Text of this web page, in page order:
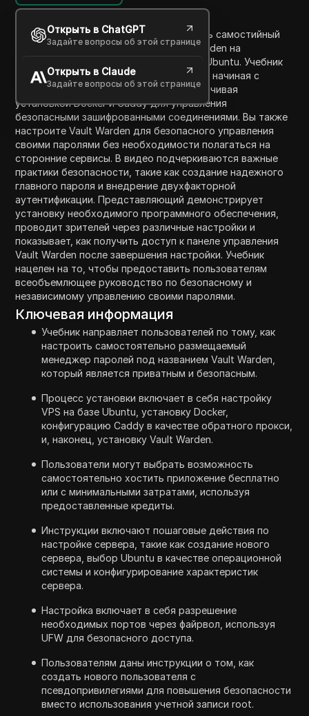
Введение в содержание
Открыть в ChatGPT
Задайте вопросы об этой странице
Открыть в Claude
Задайте вопросы об этой странице
В этом видео вы научитесь настраивать самостийный
менеджер паролей, используя Vault Warden на
виртуальном частном сервере (VPS) с Ubuntu. Учебник
охватывает весь процесс шаг за шагом, начиная с
создания сервера на Commotera и заканчивая
установкой Docker и Caddy для управления
безопасными зашифрованными соединениями. Вы также
настроите Vault Warden для безопасного управления
своими паролями без необходимости полагаться на
сторонние сервисы. В видео подчеркиваются важные
практики безопасности, такие как создание надежного
главного пароля и внедрение двухфакторной
аутентификации. Представляющий демонстрирует
установку необходимого программного обеспечения,
проводит зрителей через различные настройки и
показывает, как получить доступ к панеле управления
Vault Warden после завершения настройки. Учебник
нацелен на то, чтобы предоставить пользователям
всеобъемлющее руководство по безопасному и
независимому управлению своими паролями.
Ключевая информация
Учебник направляет пользователей по тому, как
настроить самостоятельно размещаемый
менеджер паролей под названием Vault Warden,
который является приватным и безопасным.
Процесс установки включает в себя настройку
VPS на базе Ubuntu, установку Docker,
конфигурацию Caddy в качестве обратного прокси,
и, наконец, установку Vault Warden.
Пользователи могут выбрать возможность
самостоятельно хостить приложение бесплатно
или с минимальными затратами, используя
предоставленные кредиты.
Инструкции включают пошаговые действия по
настройке сервера, такие как создание нового
сервера, выбор Ubuntu в качестве операционной
системы и конфигурирование характеристик
сервера.
Настройка включает в себя разрешение
необходимых портов через файрвол, используя
UFW для безопасного доступа.
Пользователям даны инструкции о том, как
создать нового пользователя с
псевдопривилегиями для повышения безопасности
вместо использования учетной записи root.